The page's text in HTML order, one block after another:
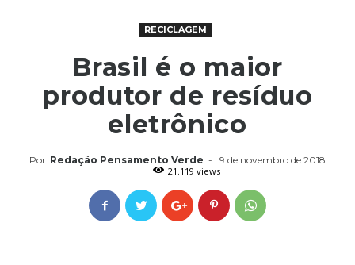
RECICLAGEM
Brasil é o maior
produtor de resíduo
eletrônico
Por Redação Pensamento Verde -
9 de novembro de 2018
21.119 views